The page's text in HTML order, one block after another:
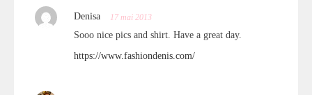
Denisa 17 mai 2013
Sooo nice pics and shirt. Have a great day.
https://www.fashiondenis.com/